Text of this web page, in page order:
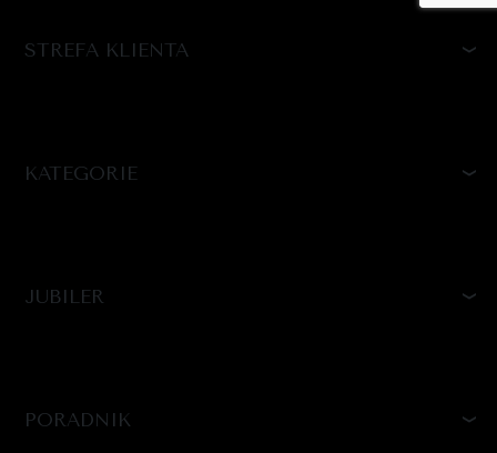
STREFA KLIENTA
KATEGORIE
JUBILER
PORADNIK